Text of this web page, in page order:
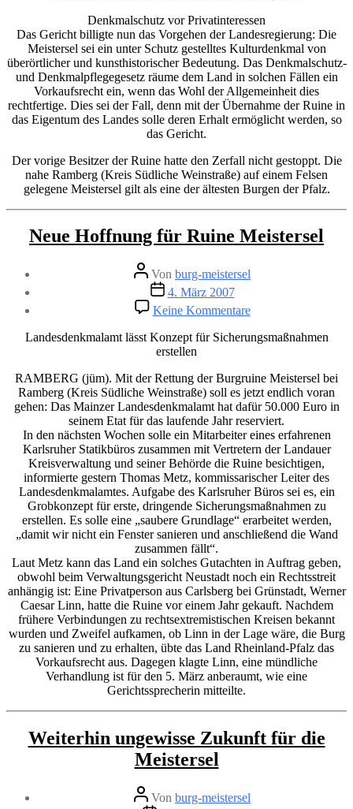
Denkmalschutz vor Privatinteressen
Das Gericht billigte nun das Vorgehen der Landesregierung: Die
Meistersel sei ein unter Schutz gestelltes Kulturdenkmal von
überörtlicher und kunsthistorischer Bedeutung. Das Denkmalschutz-
und Denkmalpflegegesetz räume dem Land in solchen Fällen ein
Vorkaufsrecht ein, wenn das Wohl der Allgemeinheit dies
rechtfertige. Dies sei der Fall, denn mit der Übernahme der Ruine in
das Eigentum des Landes solle deren Erhalt ermöglicht werden, so
das Gericht.
Der vorige Besitzer der Ruine hatte den Zerfall nicht gestoppt. Die
nahe Ramberg (Kreis Südliche Weinstraße) auf einem Felsen
gelegene Meistersel gilt als eine der ältesten Burgen der Pfalz.
Kategorien
Neue Hoffnung für Ruine Meistersel
Beitragsautor
Von burg-meistersel
Veröffentlichungsdatum
4. März 2007
Keine Kommentarezu
Neue
Hoffnung
für
Meistersel
Landesdenkmalamt lässt Konzept für Sicherungsmaßnahmen
erstellen
RAMBERG (jüm). Mit der Rettung der Burgruine Meistersel bei
Ramberg (Kreis Südliche Weinstraße) soll es jetzt endlich voran
gehen: Das Mainzer Landesdenkmalamt hat dafür 50.000 Euro in
seinem Etat für das laufende Jahr reserviert.
In den nächsten Wochen solle ein Mitarbeiter eines erfahrenen
Karlsruher Statikbüros zusammen mit Vertretern der Landauer
Kreisverwaltung und seiner Behörde die Ruine besichtigen,
informierte gestern Thomas Metz, kommissarischer Leiter des
Landesdenkmalamtes. Aufgabe des Karlsruher Büros sei es, ein
Grobkonzept für erste, dringende Sicherungsmaßnahmen zu
erstellen. Es solle eine „saubere Grundlage“ erarbeitet werden,
„damit wir nicht ein Fenster sanieren und anschließend die Wand
zusammen fällt“.
Laut Metz kann das Land ein solches Gutachten in Auftrag geben,
obwohl beim Verwaltungsgericht Neustadt noch ein Rechtsstreit
anhängig ist: Eine Privatperson aus Carlsberg bei Grünstadt, Werner
Caesar Linn, hatte die Ruine vor einem Jahr gekauft. Nachdem
frühere Verbindungen zu rechtsextremistischen Kreisen bekannt
wurden und Zweifel aufkamen, ob Linn in der Lage wäre, die Burg
zu sanieren und zu erhalten, übte das Land Rheinland-Pfalz das
Vorkaufsrecht aus. Dagegen klagte Linn, eine mündliche
Verhandlung ist für den 5. März anberaumt, wie eine
Gerichtssprecherin mitteilte.
Kategorien
Weiterhin ungewisse Zukunft für die
Meistersel
Beitragsautor
Von burg-meistersel